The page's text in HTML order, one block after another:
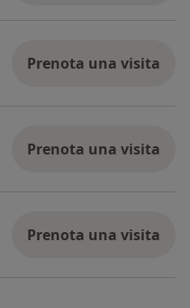
Prenota una visita
Prenota una visita
Prenota una visita